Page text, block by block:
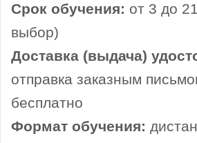
Срок обучения: от 3 до
выбор)
Доставка (выдача)
отправка заказным
бесплатно
Формат обучения: